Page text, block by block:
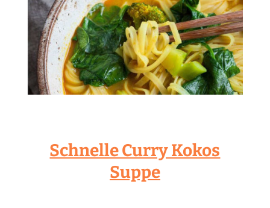
Schnelle Curry Kokos
Suppe